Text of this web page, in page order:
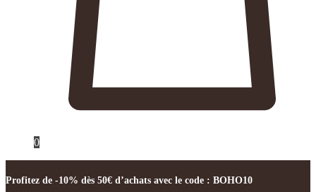
0
Profitez de -10% dès 50€ d’achats avec le code : BOHO10